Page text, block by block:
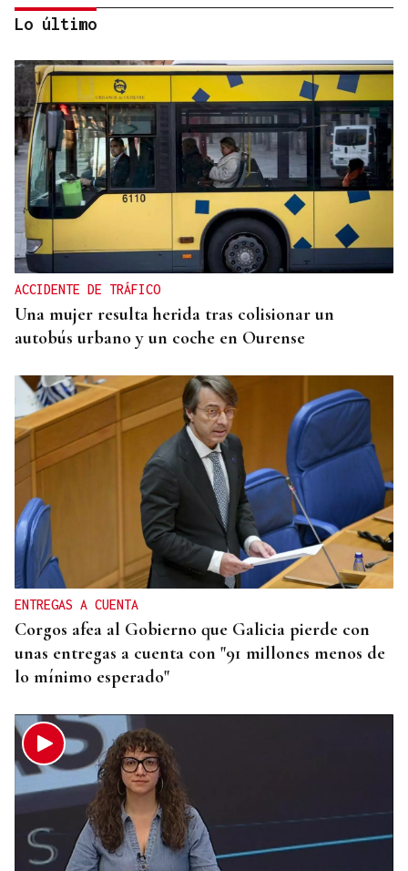
INFORME
Bruselas investiga el pago de España a un grupo
japonés
Lo último
ACCIDENTE DE TRÁFICO
Una mujer resulta herida tras colisionar un
autobús urbano y un coche en Ourense
ENTREGAS A CUENTA
Corgos afea al Gobierno que Galicia pierde con
unas entregas a cuenta con "91 millones menos de
lo mínimo esperado"